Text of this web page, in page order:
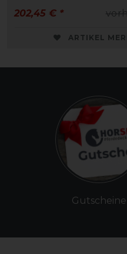
202,45 € *
ARTIKEL
Gutscheine